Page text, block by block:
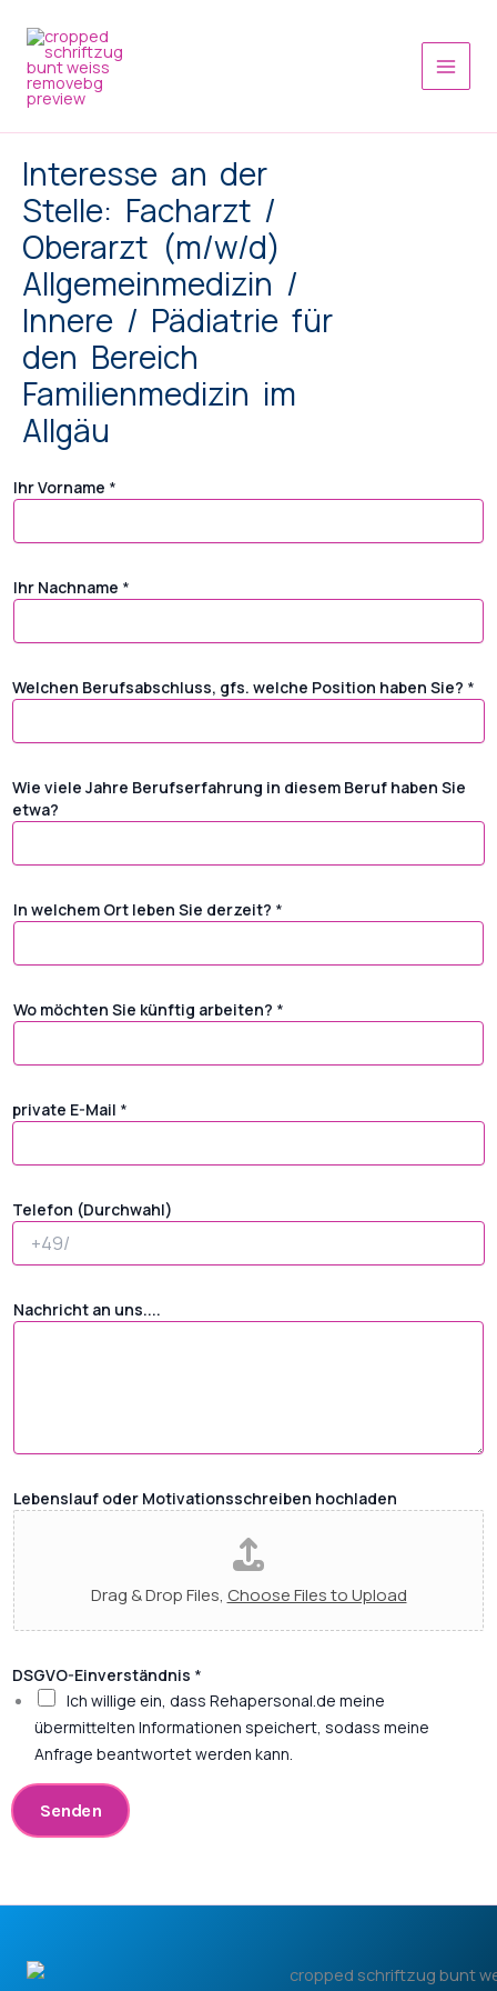
content
Menu
Interesse an der
Stelle: Facharzt /
Oberarzt (m/w/d)
Allgemeinmedizin /
Innere / Pädiatrie für
den Bereich
Familienmedizin im
Allgäu
Ihr Vorname *
Ihr Nachname *
Welchen Berufsabschluss, gfs. welche Position haben Sie? *
Wie viele Jahre Berufserfahrung in diesem Beruf haben Sie
etwa?
In welchem Ort leben Sie derzeit? *
Wo möchten Sie künftig arbeiten? *
private E-Mail *
a
e
o
d
z
i
t
?
Telefon (Durchwahl)
Nachricht an uns....
Lebenslauf oder Motivationsschreiben hochladen
Drag & Drop Files, Choose Files to Upload
DSGVO-Einverständnis *
Ich willige ein, dass Rehapersonal.de meine
übermittelten Informationen speichert, sodass meine
Anfrage beantwortet werden kann.
Senden